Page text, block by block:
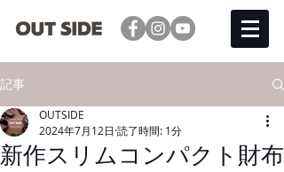
記事
新作スリムコンパクト財布
OUTSIDE
2024年7月12日 読了時間: 1分